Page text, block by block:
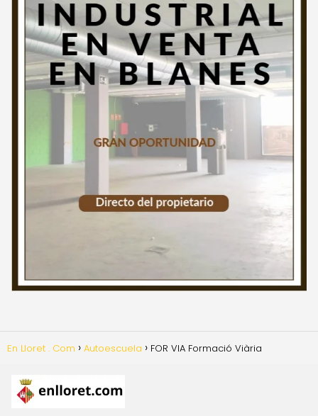
En Lloret . Com Autoescuela FOR VIA Formació Viària